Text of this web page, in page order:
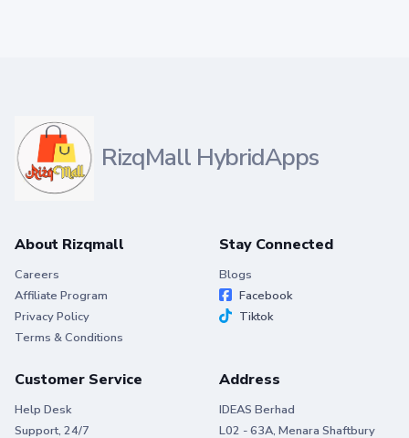
RizqMall HybridApps
About Rizqmall
Careers
Affiliate Program
Privacy Policy
Terms & Conditions
Stay Connected
Blogs
Facebook
Tiktok
Customer Service
Help Desk
Support, 24/7
Address
IDEAS Berhad
L02 - 63A, Menara Shaftbury